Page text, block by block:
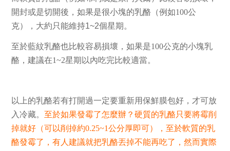
開封或是切開後，如果是很小塊的乳酪 （例如100公
克）
，大約只能維持1~2個星期 。
至於藍紋乳酪也比較容易損壞，如果是100公克的小塊乳
酪，建議在1~2星期以內吃完比較適當。
以上的乳酪若有打開過一定要重新用保鮮膜包好，才可放
入冷藏。至於如果發霉了怎麼辦？硬質的乳酪只要將霉削
掉就好（可以削掉約0.25~1公分厚即可），至於軟質的乳
酪發霉了，有人建議就把乳酪丟掉不能再吃了，然而實際